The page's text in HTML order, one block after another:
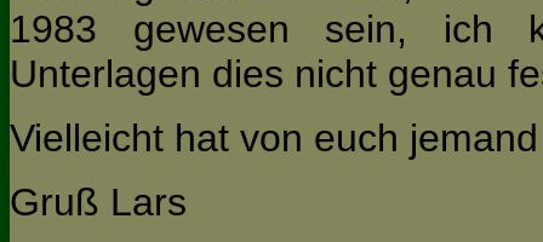
1983 gewesen sein, ich
Unterlagen dies nicht genau
Vielleicht hat von euch
Gruß Lars